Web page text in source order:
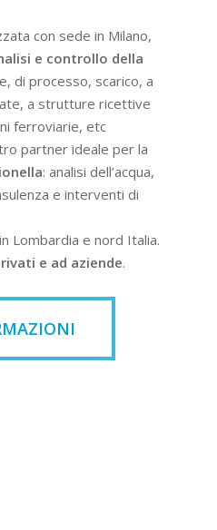
con sede in Milano,
e controllo della
di processo, scarico, a
a strutture ricettive
ferroviarie, etc
partner ideale per la
: analisi dell’acqua,
e interventi di
Lombardia e nord Italia.
e ad aziende.